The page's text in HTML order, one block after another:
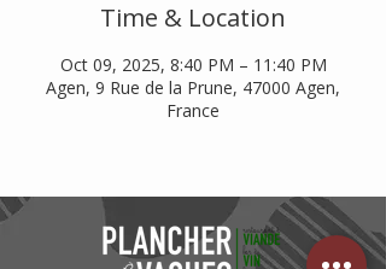
Time & Location
Oct 09, 2025, 8:40 PM – 11:40 PM
Agen, 9 Rue de la Prune, 47000 Agen,
France